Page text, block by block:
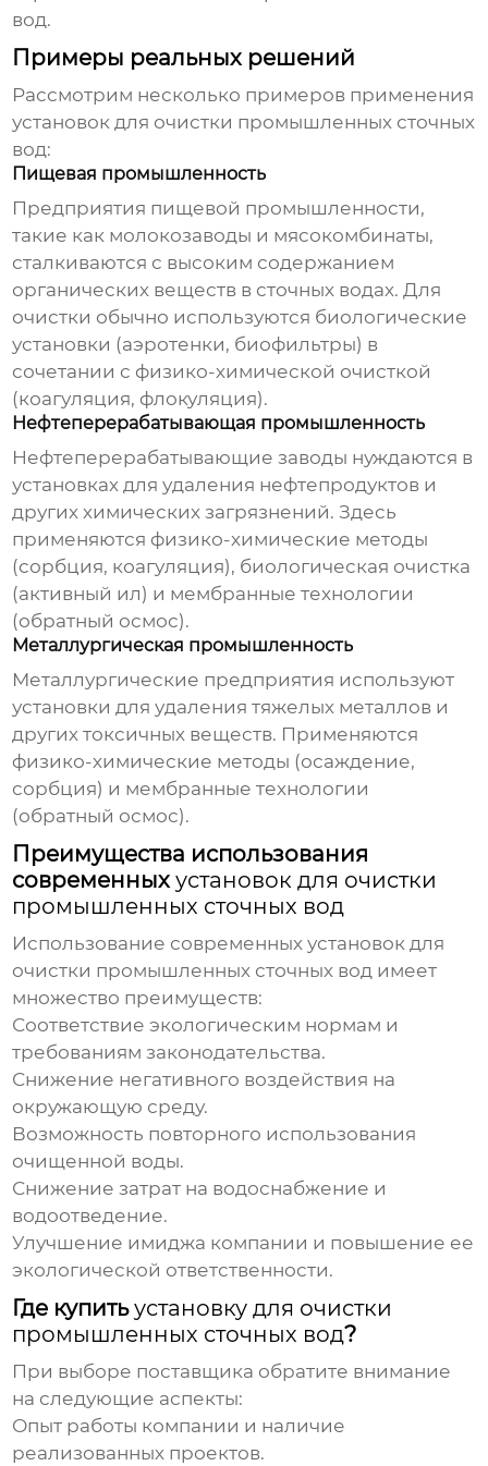
вод.
Примеры реальных решений
Рассмотрим несколько примеров применения
установок для очистки промышленных сточных
вод:
Пищевая промышленность
Предприятия пищевой промышленности,
такие как молокозаводы и мясокомбинаты,
сталкиваются с высоким содержанием
органических веществ в сточных водах. Для
очистки обычно используются биологические
установки (аэротенки, биофильтры) в
сочетании с физико-химической очисткой
(коагуляция, флокуляция).
Нефтеперерабатывающая промышленность
Нефтеперерабатывающие заводы нуждаются в
установках для удаления нефтепродуктов и
других химических загрязнений. Здесь
применяются физико-химические методы
(сорбция, коагуляция), биологическая очистка
(активный ил) и мембранные технологии
(обратный осмос).
Металлургическая промышленность
Металлургические предприятия используют
установки для удаления тяжелых металлов и
других токсичных веществ. Применяются
физико-химические методы (осаждение,
сорбция) и мембранные технологии
(обратный осмос).
Преимущества использования
современныхустановок для очистки
промышленных сточных вод
Использование современныхустановок для
очистки промышленных сточных вод имеет
множество преимуществ:
Соответствие экологическим нормам и
требованиям законодательства.
Снижение негативного воздействия на
окружающую среду.
Возможность повторного использования
очищенной воды.
Снижение затрат на водоснабжение и
водоотведение.
Улучшение имиджа компании и повышение ее
экологической ответственности.
Где купитьустановку для очистки
промышленных сточных вод?
При выборе поставщика обратите внимание
на следующие аспекты:
Опыт работы компании и наличие
реализованных проектов.